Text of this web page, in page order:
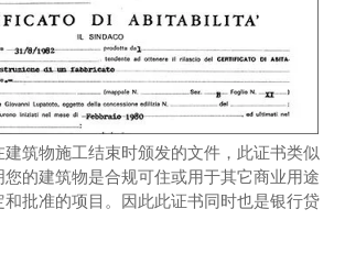
筑物施工结束时颁发的文件，此证书类似
的建筑物是合规可住或用于其它商业用途
批准的项目。因此此证书同时也是银行贷